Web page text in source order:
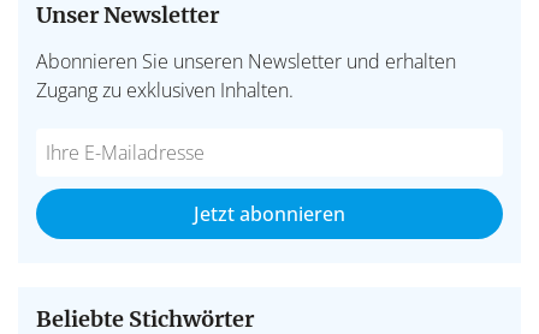
Unser Newsletter
Abonnieren Sie unseren Newsletter und erhalten
Zugang zu exklusiven Inhalten.
Do
fill
this
*Ihre
Mailadresse:
Jetzt abonnieren
Beliebte Stichwörter